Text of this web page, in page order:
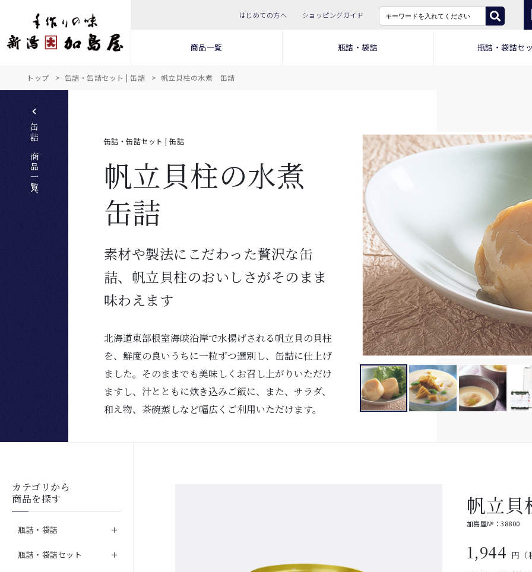
はじめての方へ ショッピングガイド
商品一覧 瓶詰・袋詰 瓶詰・袋詰セ
トップ 缶詰・缶詰セット | 缶詰 帆立貝柱の水煮 缶詰
缶詰 商品一覧へ 缶詰・缶詰セット | 缶詰
帆立貝柱の水煮
缶詰
素材や製法にこだわった贅沢な缶
詰、帆立貝柱のおいしさがそのまま
味わえます
北海道東部根室海峡沿岸で水揚げされる帆立貝の貝柱
を、鮮度の良いうちに一粒ずつ選別し、缶詰に仕上げ
ました。そのままでも美味しくお召し上がりいただけ
ますし、汁とともに炊き込みご飯に、また、サラダ、
和え物、茶碗蒸しなど幅広くご利用いただけます。
帆立貝
加島屋№：38800
1,944 円（
カテゴリから
商品を探す
瓶詰・袋詰
瓶詰・袋詰セット